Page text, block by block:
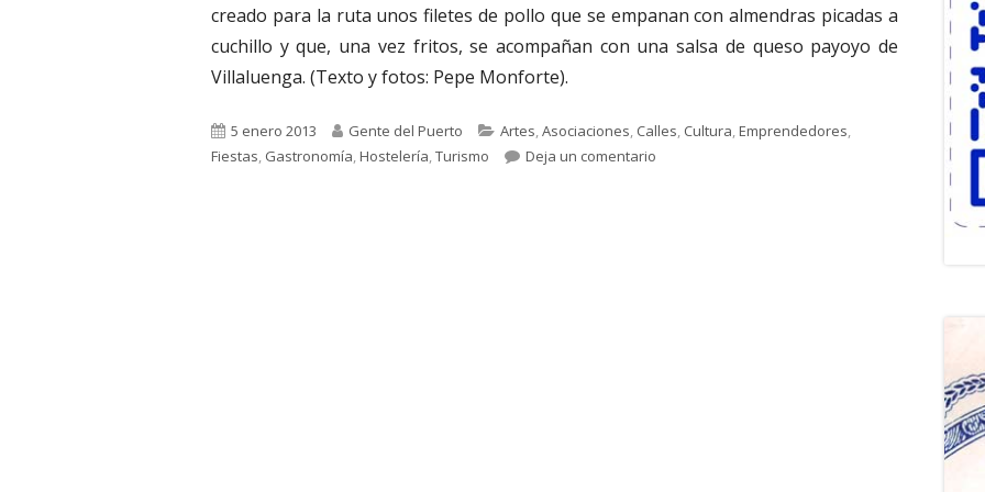
creado para la ruta unos filetes de pollo que se empanan con almendras picadas a
cuchillo y que, una vez fritos, se acompañan con una salsa de queso payoyo de
Villaluenga. (Texto y fotos: Pepe Monforte).
Publicado
el
5 enero 2013 Autor
Gente del Puerto Categorías
Artes,Asociaciones, Calles, Cultura,Emprendedores,
Fiestas, Gastronomía,Hostelería,Turismo Deja un comentario para 1.605. FRANCISCO GÓMEZ BERNAL. Papa No